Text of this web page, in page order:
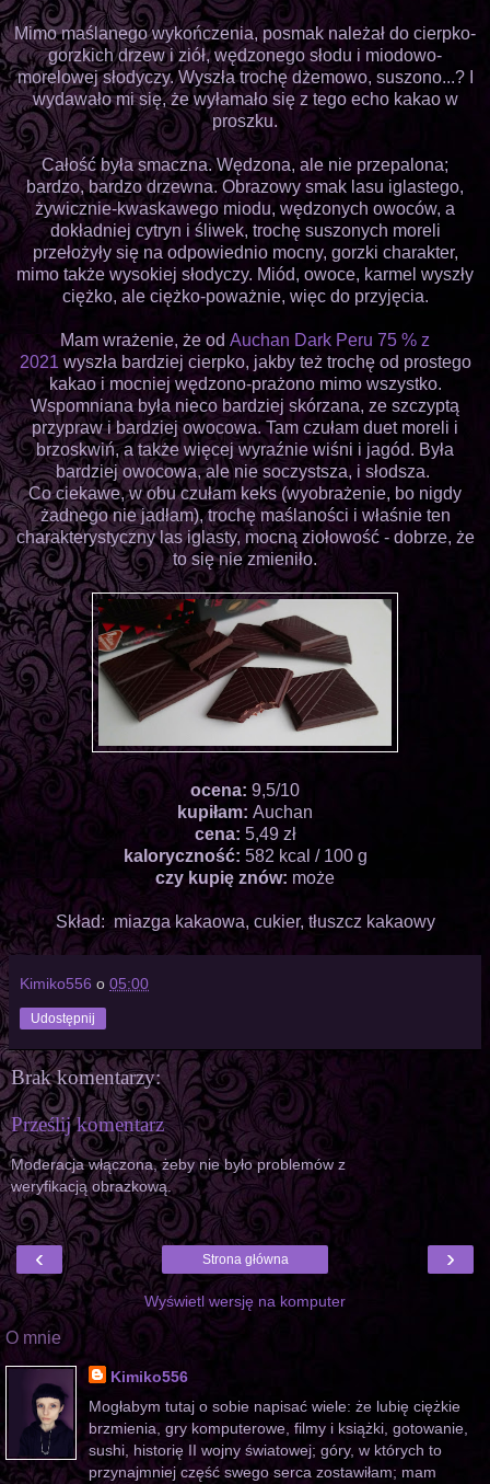
Mimo maślanego wykończenia, posmak należał do cierpko-
gorzkich drzew i ziół, wędzonego słodu i miodowo-
morelowej słodyczy. Wyszła trochę dżemowo, suszono...? I
wydawało mi się, że wyłamało się z tego echo kakao w
proszku.
Całość była smaczna. Wędzona, ale nie przepalona;
bardzo, bardzo drzewna. Obrazowy smak lasu iglastego,
żywicznie-kwaskawego miodu, wędzonych owoców, a
dokładniej cytryn i śliwek, trochę suszonych moreli
przełożyły się na odpowiednio mocny, gorzki charakter,
mimo także wysokiej słodyczy. Miód, owoce, karmel wyszły
ciężko, ale ciężko-poważnie, więc do przyjęcia.
Mam wrażenie, że od Auchan Dark Peru 75 % z
2021 wyszła bardziej cierpko, jakby też trochę od prostego
kakao i mocniej wędzono-prażono mimo wszystko.
Wspomniana była nieco bardziej skórzana, ze szczyptą
przypraw i bardziej owocowa. Tam czułam duet moreli i
brzoskwiń, a także więcej wyraźnie wiśni i jagód. Była
bardziej owocowa, ale nie soczystsza, i słodsza.
Co ciekawe, w obu czułam keks (wyobrażenie, bo nigdy
żadnego nie jadłam), trochę maślaności i właśnie ten
charakterystyczny las iglasty, mocną ziołowość - dobrze, że
to się nie zmieniło.
ocena: 9,5/10
kupiłam: Auchan
cena: 5,49 zł
kaloryczność: 582 kcal / 100 g
czy kupię znów: może
Skład: miazga kakaowa, cukier, tłuszcz kakaowy
Kimiko556 o 05:00
Udostępnij
Brak komentarzy:
Prześlij komentarz
Moderacja włączona, żeby nie było problemów z
weryfikacją obrazkową.
‹ ›
Strona główna
Wyświetl wersję na komputer
O mnie
Kimiko556
Mogłabym tutaj o sobie napisać wiele: że lubię ciężkie
brzmienia, gry komputerowe, filmy i książki, gotowanie,
sushi, historię II wojny światowej; góry, w których to
przynajmniej część swego serca zostawiłam; mam